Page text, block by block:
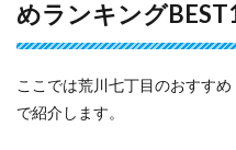
めランキング
ここでは荒川七丁目のおすす
で紹介します。